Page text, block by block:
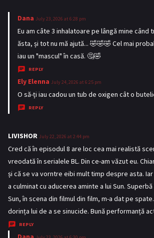
Dana s
a
y
s
:
July 23, 2026 at 6:28 pm
Eu am câte 3 inhalatoare pe lângă mine când
ăsta, și tot nu mă ajută... 🤣🤣🤣 Cel mai
iau un "mascul" în casă. 🤔🤣
REPLY
Ely Elenna s
a
July 24, 2026 at 6:25 pm
O să-ți iau cadou un tub de oxigen cât o
REPLY
LIVISHORs
a
y
s
:
July 22, 2026 at 2:44 pm
Cred că în episodul 8 are loc cea mai realistă
vreodată în serialele BL. Din ce-am văzut eu.
și că se va vorntre eibi mult timp despre asta.
a culminat cu aducerea aminte a lui Sun.
Sun, în scena din filmul din film, m-a dat pe
dorința lui de a se sinucide. Bună performanță
REPLY